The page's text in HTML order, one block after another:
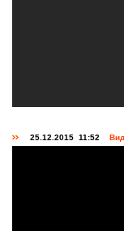
25.12.2015 11:52